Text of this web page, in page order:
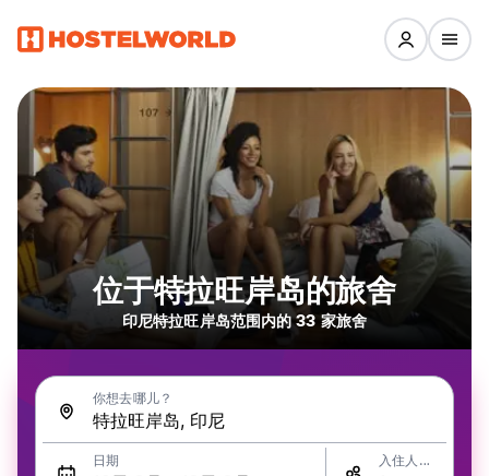
位于特拉旺岸岛的旅舍
印尼特拉旺岸岛范围内的 33 家旅舍
你想去哪儿？
日期 入住人数